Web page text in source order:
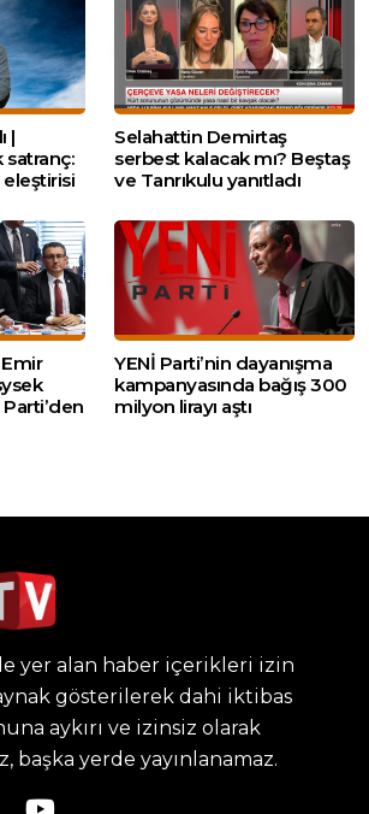
|
satranç:
eleştirisi
Selahattin Demirtaş
serbest kalacak mı? Beştaş
ve Tanrıkulu yanıtladı
Emir
Parti’den
YENİ Parti’nin dayanışma
kampanyasında bağış 300
milyon lirayı aştı
yer alan haber içerikleri izin
gösterilerek dahi iktibas
aykırı ve izinsiz olarak
başka yerde yayınlanamaz.